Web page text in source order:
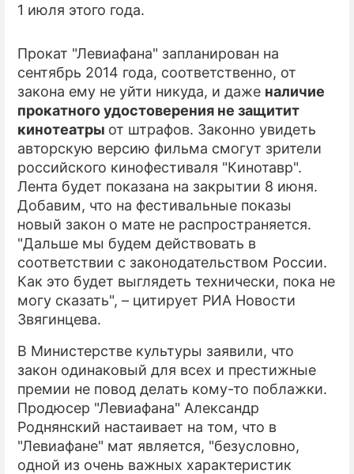
1 июля этого года.
Прокат "Левиафана" запланирован на
сентябрь 2014 года, соответственно, от
закона ему не уйти никуда, и даже наличие
прокатного удостоверения не защитит
кинотеатры от штрафов. Законно увидеть
авторскую версию фильма смогут зрители
российского кинофестиваля "Кинотавр".
Лента будет показана на закрытии 8 июня.
Добавим, что на фестивальные показы
новый закон о мате не распространяется.
"Дальше мы будем действовать в
соответствии с законодательством России.
Как это будет выглядеть технически, пока не
могу сказать", – цитирует РИА Новости
Звягинцева.
В Министерстве культуры заявили, что
закон одинаковый для всех и престижные
премии не повод делать кому-то поблажки.
Продюсер "Левиафана" Александр
Роднянский настаивает на том, что в
"Левиафане" мат является, "безусловно,
одной из очень важных характеристик